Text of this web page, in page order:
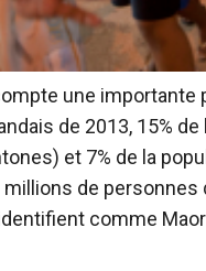
une importante
de 2013, 15%
et 7% de la
de
comme